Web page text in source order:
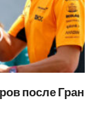
после Гран